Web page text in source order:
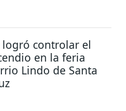
logró controlar el
en la feria
Lindo de Santa